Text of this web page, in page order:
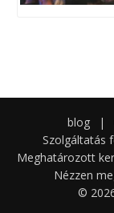
blog |
Szolgáltatás
Meghatározott
Nézzen
©